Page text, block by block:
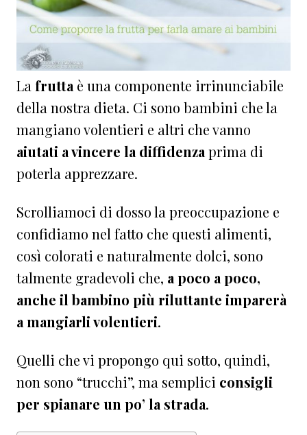
La frutta è una componente irrinunciabile
della nostra dieta. Ci sono bambini che la
mangiano volentieri e altri che vanno
aiutati a vincere la diffidenza prima di
poterla apprezzare.
Scrolliamoci di dosso la preoccupazione e
confidiamo nel fatto che questi alimenti,
così colorati e naturalmente dolci, sono
talmente gradevoli che, a poco a poco,
anche il bambino più riluttante imparerà
a mangiarli volentieri.
Quelli che vi propongo qui sotto, quindi,
non sono “trucchi”, ma semplici consigli
per spianare un po’ la strada.